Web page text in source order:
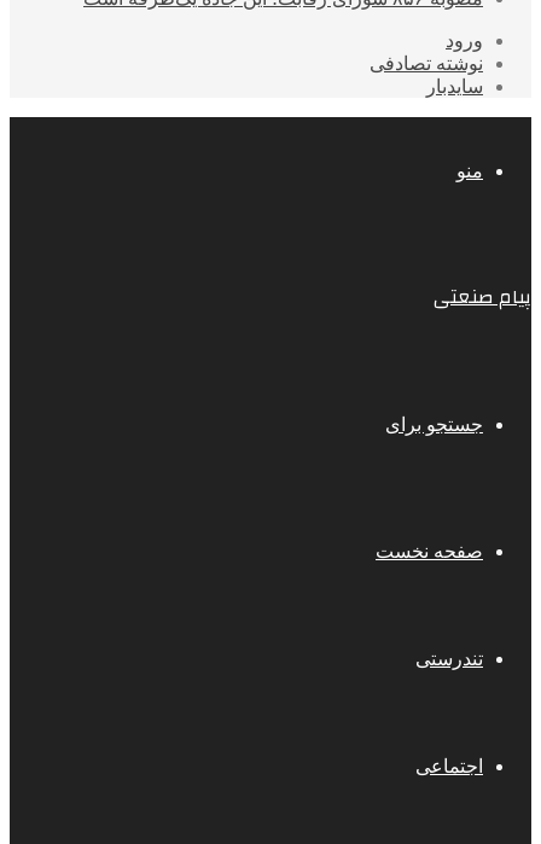
ورود
نوشته تصادفی
سایدبار
منو
پیام صنعتی
جستجو برای
صفحه نخست
تندرستی
اجتماعی